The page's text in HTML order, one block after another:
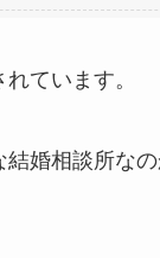
ています。
婚相談所な